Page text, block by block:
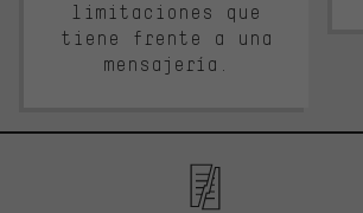
limitaciones que
tiene frente a una
mensajería.